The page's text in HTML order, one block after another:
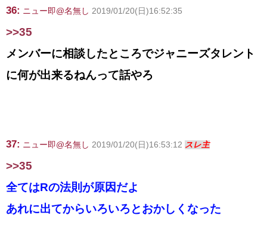
36: ニュー即@名無し 2019/01/20(日)16:52:35
>>35
メンバーに相談したところでジャニーズタレント
に何が出来るねんって話やろ
37: ニュー即@名無し 2019/01/20(日)16:53:12 スレ主
>>35
全てはRの法則が原因だよ
あれに出てからいろいろとおかしくなった